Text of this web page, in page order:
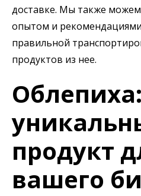
доставке. Мы также
опытом и
правильной
продуктов из нее.
Облепиха:
продукт
вашего